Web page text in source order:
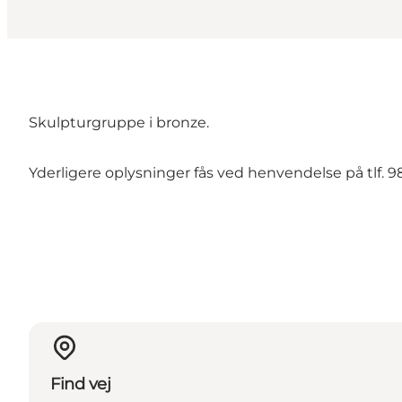
Skulpturgruppe i bronze.
Yderligere oplysninger fås ved henvendelse på tlf.
Find vej